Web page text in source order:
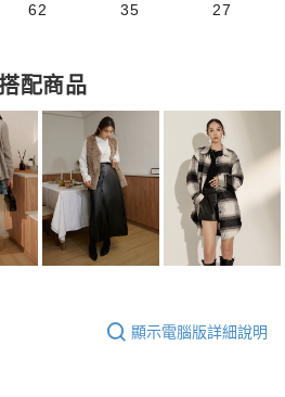
62 35 27
搭配商品
顯示電腦版詳細說明